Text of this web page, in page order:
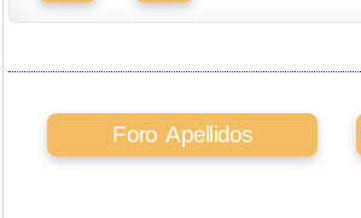
Foro Apellidos